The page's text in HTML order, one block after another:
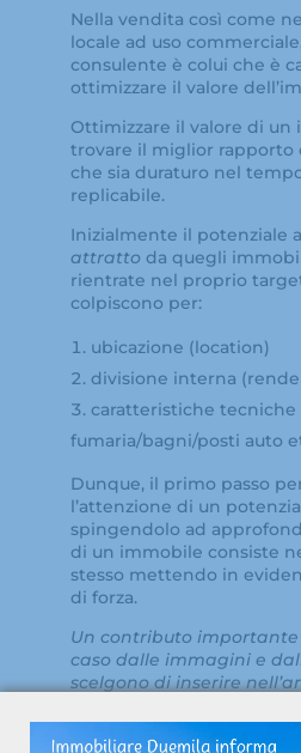
Nella vendita così come
locale ad uso
consulente è colui che è
ottimizzare il valore
Ottimizzare il valore di un
trovare il miglior rapporto
che sia duraturo nel
replicabile.
Inizialmente il potenziale
attratto da quegli
rientrate nel proprio
colpiscono per:
ubicazione (location)
divisione interna
caratteristiche
fumaria/bagni/posti auto
Dunque, il primo passo
l’attenzione di un
spingendolo ad
di un immobile consiste
stesso mettendo in
di forza.
Un contributo
caso dalle immagini e
scelgono di inserire
La comunicazione ed una
consulenza che evidenzi i